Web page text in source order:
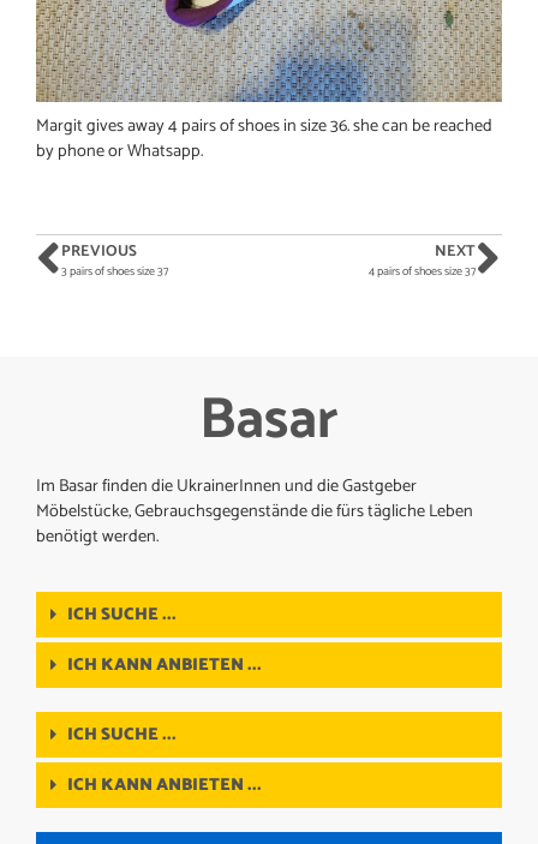
Margit gives away 4 pairs of shoes in size 36. she can be reached
by phone or Whatsapp.
PREVIOUS
3 pairs of shoes size 37
NEXT
4 pairs of shoes size 37
Basar
Im Basar finden die UkrainerInnen und die Gastgeber
Möbelstücke, Gebrauchsgegenstände die fürs tägliche Leben
benötigt werden.
ICH SUCHE ...
ICH KANN ANBIETEN ...
ICH SUCHE ...
ICH KANN ANBIETEN ...